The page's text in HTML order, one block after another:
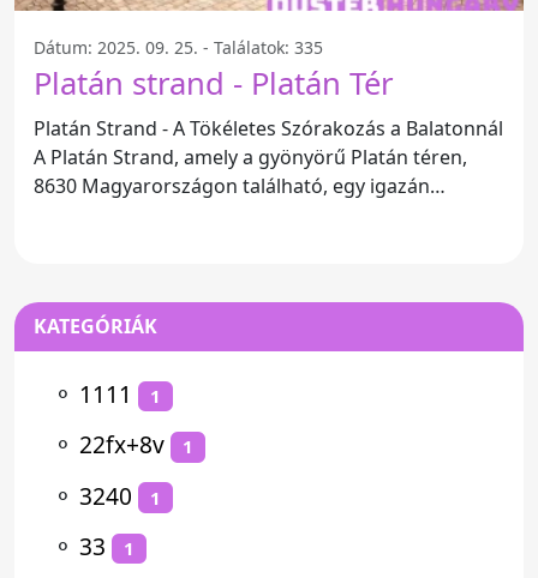
Dátum: 2025. 09. 25. - Találatok: 335
Platán strand - Platán Tér
Platán Strand - A Tökéletes Szórakozás a Balatonnál
A Platán Strand, amely a gyönyörű Platán téren,
8630 Magyarországon található, egy igazán
KATEGÓRIÁK
⚬ 1111 1
⚬ 22fx+8v 1
⚬ 3240 1
⚬ 33 1